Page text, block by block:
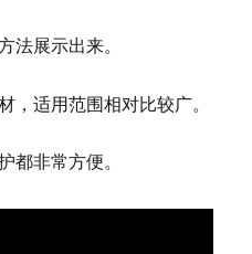
法展示出来。
，适用范围相对比较广。
都非常方便。